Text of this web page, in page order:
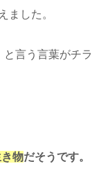
ました。
言う言葉がチラ
物だそうです。